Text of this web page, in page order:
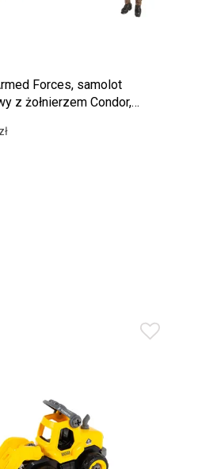
Forces, samolot
z żołnierzem Condor,
figurką
zł